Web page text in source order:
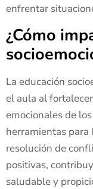
enfrentar
¿Cómo
La educación
el aula al
emocionales de
herramientas para
resolución de
positivas,
saludable y